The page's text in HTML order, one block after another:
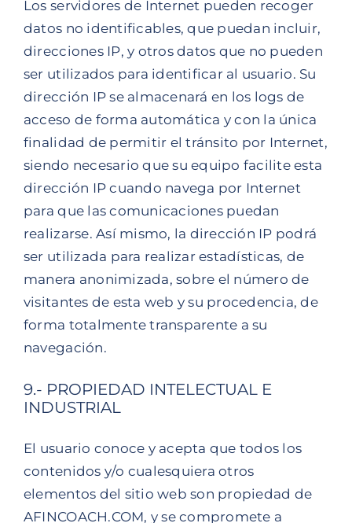
Los servidores de Internet pueden recoger
datos no identificables, que puedan incluir,
direcciones IP, y otros datos que no pueden
ser utilizados para identificar al usuario. Su
dirección IP se almacenará en los logs de
acceso de forma automática y con la única
finalidad de permitir el tránsito por Internet,
siendo necesario que su equipo facilite esta
dirección IP cuando navega por Internet
para que las comunicaciones puedan
realizarse. Así mismo, la dirección IP podrá
ser utilizada para realizar estadísticas, de
manera anonimizada, sobre el número de
visitantes de esta web y su procedencia, de
forma totalmente transparente a su
navegación.
9.- PROPIEDAD INTELECTUAL E
INDUSTRIAL
El usuario conoce y acepta que todos los
contenidos y/o cualesquiera otros
elementos del sitio web son propiedad de
AFINCOACH.COM, y se compromete a